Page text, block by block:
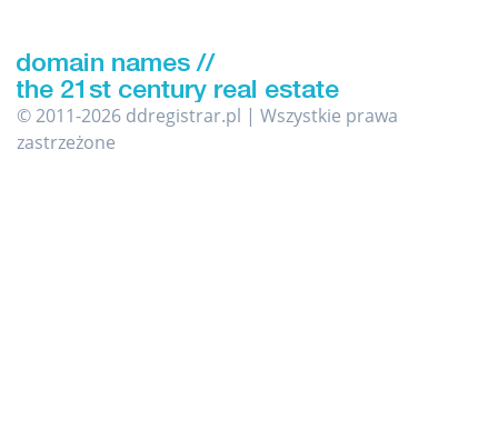
© 2011-2026 ddregistrar.pl | Wszystkie prawa
zastrzeżone